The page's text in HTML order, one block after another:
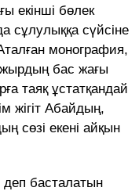
екінші бөлек
сұлулыққа сүйсіне
монография,
жырдың бас жағы
таяқ ұстатқандай
жігіт Абайдың,
сөзі екені айқын
деп басталатын